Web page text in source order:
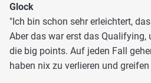
Glock
"Ich bin schon sehr erleichtert,
Aber das war erst das Qualifying,
die big points. Auf jeden Fall
haben nix zu verlieren und